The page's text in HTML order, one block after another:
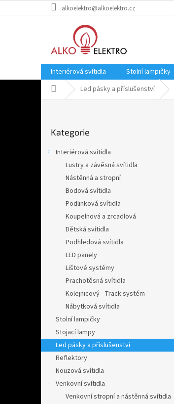
na
alkoelektro@alkoelektro.cz
Interiérová svítidla Stolní lampičky
Domů Led pásky a příslušenství
kategorie
Kategorie
Interiérová svítidla
Lustry a závěsná svítidla
Nástěnná a stropní
Bodová svítidla
Podlinková svítidla
Koupelnová a zrcadlová
Dětská svítidla
Podhledová svítidla
LED panely
Lištové systémy
Prachotěsná svítidla
Kolejnicový - Track systém
Nábytková svítidla
Stolní lampičky
Stojací lampy
Led pásky a příslušenství
Reflektory
Nouzová svítidla
Venkovní svítidla
Venkovní stropní a nástěnná svítidla